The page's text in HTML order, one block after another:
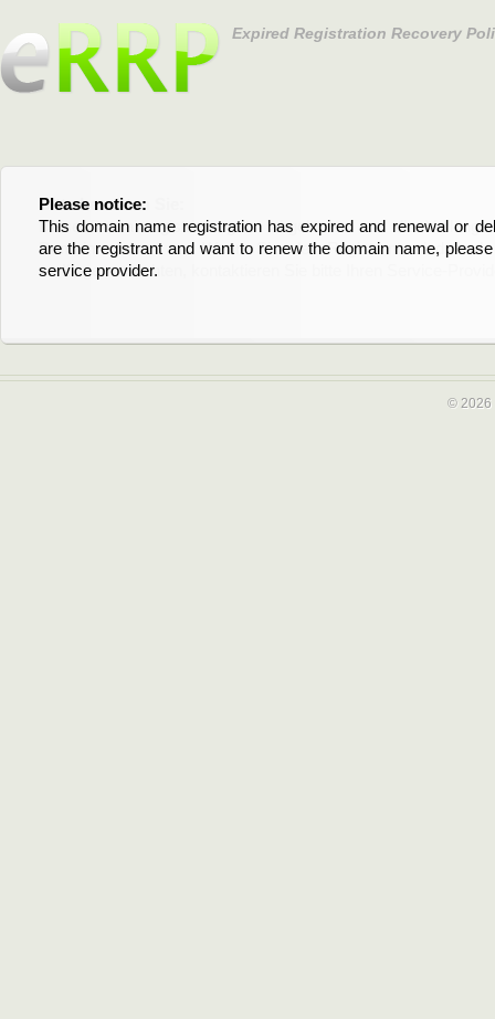
Expired Registration Recovery
Please notice:
This domain name registration has expired and renewal or
are the registrant and want to renew the domain name,
service provider.
Bitte beachten Sie:
Diese Domainregistrierung ist abgelaufen und die
Domain stehen an. Wenn Sie der Registrant sind und
verlängern möchten, kontaktieren Sie bitte Ihren Service-
© 2026